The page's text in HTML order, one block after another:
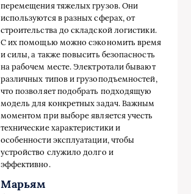
перемещения тяжелых грузов. Они
используются в разных сферах, от
строительства до складской логистики.
С их помощью можно сэкономить время
и силы, а также повысить безопасность
на рабочем месте. Электротали бывают
различных типов и грузоподъемностей,
что позволяет подобрать подходящую
модель для конкретных задач. Важным
моментом при выборе является учесть
технические характеристики и
особенности эксплуатации, чтобы
устройство служило долго и
эффективно.
Марьям